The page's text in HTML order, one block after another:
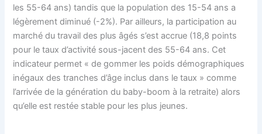
les 55-64 ans) tandis que la population des 15-54 ans a
légèrement diminué (-2%). Par ailleurs, la participation au
marché du travail des plus âgés s’est accrue (18,8 points
pour le taux d’activité sous-jacent des 55-64 ans. Cet
indicateur permet « de gommer les poids démographiques
inégaux des tranches d’âge inclus dans le taux » comme
l’arrivée de la génération du baby-boom à la retraite) alors
qu’elle est restée stable pour les plus jeunes.